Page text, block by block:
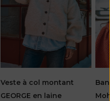
Veste à col montant
GEORGE en laine